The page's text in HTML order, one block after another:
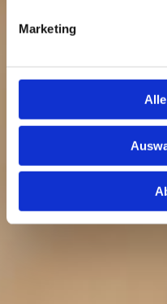
Marketing